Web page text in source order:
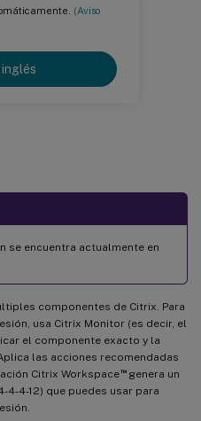
(Aviso
inglés
se encuentra actualmente en
componentes de Citrix. Para
usa Citrix Monitor (es decir, el
el componente exacto y la
las acciones recomendadas
Citrix Workspace™genera un
4-12) que puedes usar para